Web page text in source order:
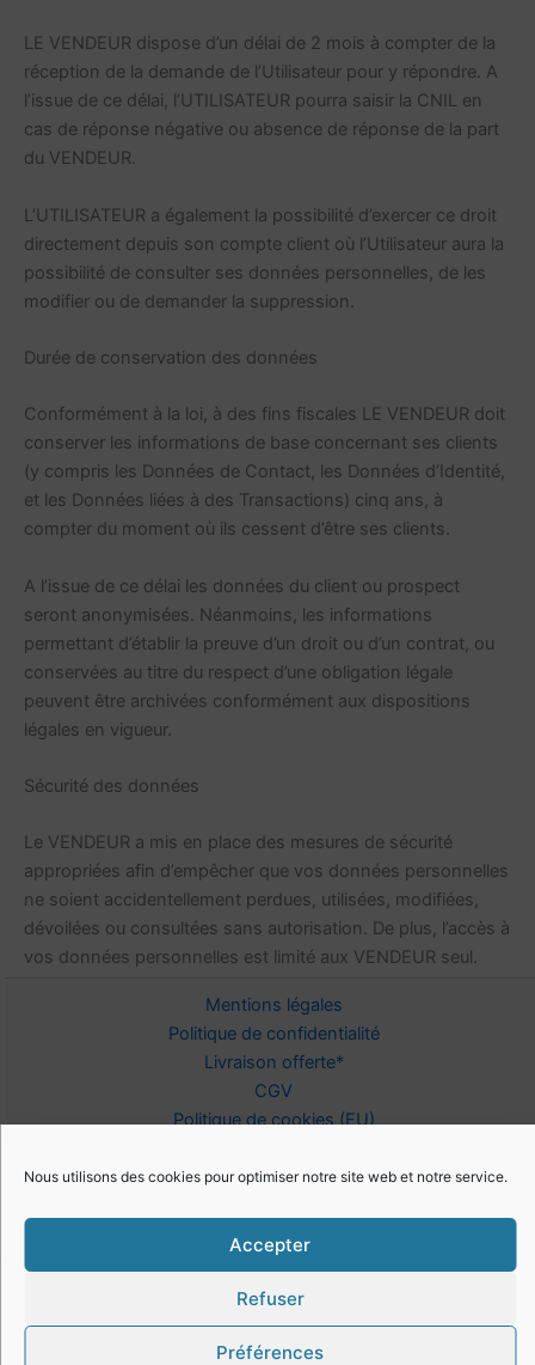
Nous utilisons des cookies pour optimiser notre site web et notre service.
Accepter
Refuser
Préférences
LE VENDEUR dispose d’un délai de 2 mois à compter de la
réception de la demande de l’Utilisateur pour y répondre. A
l’issue de ce délai, l’UTILISATEUR pourra saisir la CNIL en
cas de réponse négative ou absence de réponse de la part
du VENDEUR.
L’UTILISATEUR a également la possibilité d’exercer ce droit
directement depuis son compte client où l’Utilisateur aura la
possibilité de consulter ses données personnelles, de les
modifier ou de demander la suppression.
Durée de conservation des données
Conformément à la loi, à des fins fiscales LE VENDEUR doit
conserver les informations de base concernant ses clients
(y compris les Données de Contact, les Données d’Identité,
et les Données liées à des Transactions) cinq ans, à
compter du moment où ils cessent d’être ses clients.
A l’issue de ce délai les données du client ou prospect
seront anonymisées. Néanmoins, les informations
permettant d’établir la preuve d’un droit ou d’un contrat, ou
conservées au titre du respect d’une obligation légale
peuvent être archivées conformément aux dispositions
légales en vigueur.
Sécurité des données
Le VENDEUR a mis en place des mesures de sécurité
appropriées afin d’empêcher que vos données personnelles
ne soient accidentellement perdues, utilisées, modifiées,
dévoilées ou consultées sans autorisation. De plus, l’accès à
vos données personnelles est limité aux VENDEUR seul.
Mentions légales
Politique de confidentialité
Livraison offerte*
CGV
Politique de cookies (EU)
FAQ